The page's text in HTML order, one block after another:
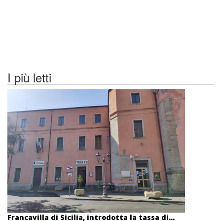
I più letti
Francavilla di Sicilia, introdotta la tassa di...